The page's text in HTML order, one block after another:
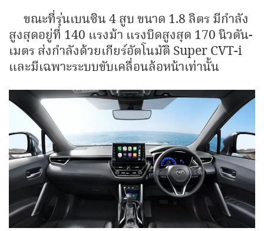
ขณะที่รุ่นเบนซิน 4 สูบ ขนาด 1.8 ลิตร มีกำลัง
สูงสุดอยู่ที่ 140 แรงม้า แรงบิดสูงสุด 170 นิวตัน-
เมตร ส่งกำลังด้วยเกียร์อัตโนมัติ Super CVT-i
และมีเฉพาะระบบขับเคลื่อนล้อหน้าเท่านั้น